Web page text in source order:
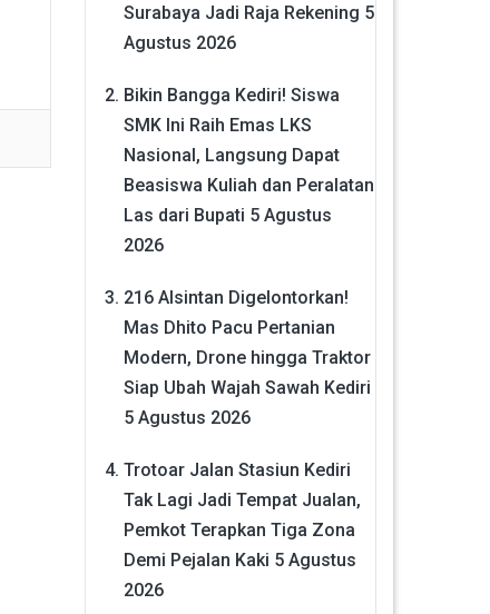
Surabaya Jadi Raja Rekening 5
Agustus 2026
Bikin Bangga Kediri! Siswa
SMK Ini Raih Emas LKS
Nasional, Langsung Dapat
Beasiswa Kuliah dan Peralatan
Las dari Bupati 5 Agustus
2026
216 Alsintan Digelontorkan!
Mas Dhito Pacu Pertanian
Modern, Drone hingga Traktor
Siap Ubah Wajah Sawah Kediri
5 Agustus 2026
Trotoar Jalan Stasiun Kediri
Tak Lagi Jadi Tempat Jualan,
Pemkot Terapkan Tiga Zona
Demi Pejalan Kaki 5 Agustus
2026